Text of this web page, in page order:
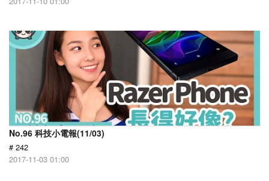
No.96 科技小電報(11/03)
# 242
2017-11-03 01:00